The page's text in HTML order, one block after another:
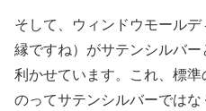
そして、ウィンドウモール
縁ですね）がサテンシルバ
利かせています。これ、標
のってサテンシルバーでは